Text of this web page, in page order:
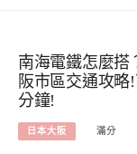
南海電鐵怎麼搭
阪市區交通攻略
分鐘!
日本大阪 滿分